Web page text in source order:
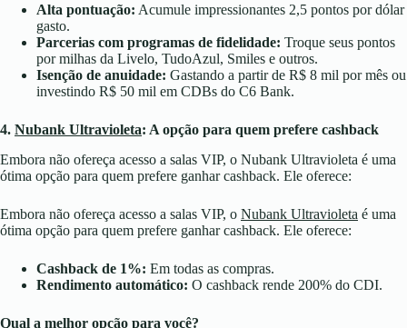
Alta pontuação: Acumule impressionantes 2,5 pontos por dólar
gasto.
Parcerias com programas de fidelidade: Troque seus pontos
por milhas da Livelo, TudoAzul, Smiles e outros.
Isenção de anuidade: Gastando a partir de R$ 8 mil por mês ou
investindo R$ 50 mil em CDBs do C6 Bank.
4. Nubank Ultravioleta: A opção para quem prefere cashback
Embora não ofereça acesso a salas VIP, o Nubank Ultravioleta é uma
ótima opção para quem prefere ganhar cashback. Ele oferece:
Embora não ofereça acesso a salas VIP, o Nubank Ultravioleta é uma
ótima opção para quem prefere ganhar cashback. Ele oferece:
Cashback de 1%: Em todas as compras.
Rendimento automático: O cashback rende 200% do CDI.
Qual a melhor opção para você?